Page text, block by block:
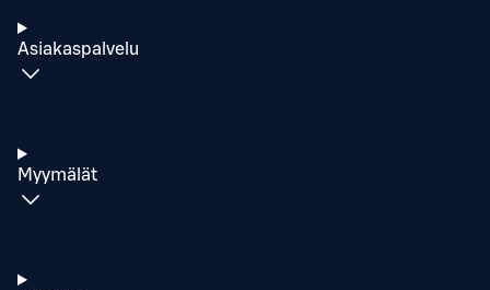
Asiakaspalvelu
Myymälät